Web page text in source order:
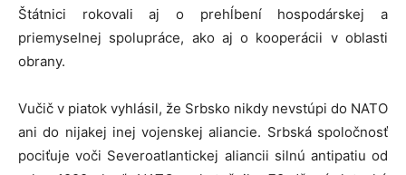
Štátnici rokovali aj o prehĺbení hospodárskej a
priemyselnej spolupráce, ako aj o kooperácii v oblasti
obrany.
Vučič v piatok vyhlásil, že Srbsko nikdy nevstúpi do NATO
ani do nijakej inej vojenskej aliancie. Srbská spoločnosť
pociťuje voči Severoatlantickej aliancii silnú antipatiu od